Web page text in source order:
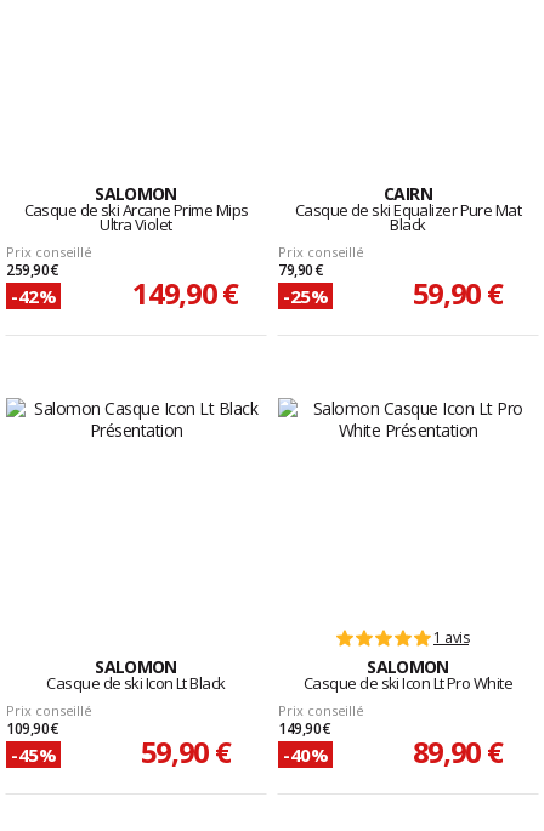
SALOMON
Casque de ski Arcane Prime Mips
Ultra Violet
Prix conseillé
259,90 €
-42% 149,90 €
CAIRN
Casque de ski Equalizer Pure Mat
Black
Prix conseillé
79,90 €
-25% 59,90 €
SALOMON
Casque de ski Icon Lt Black
Prix conseillé
109,90 €
-45% 59,90 €
1 avis
SALOMON
Casque de ski Icon Lt Pro White
Prix conseillé
149,90 €
-40% 89,90 €